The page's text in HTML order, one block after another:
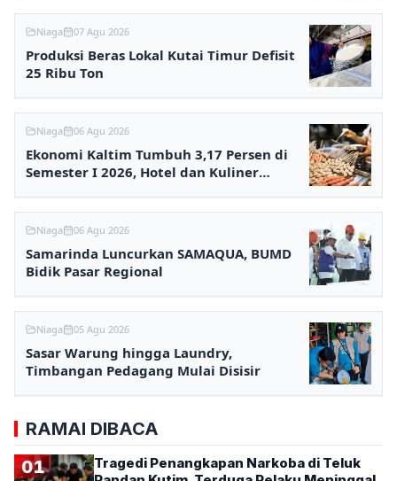
Niaga 07 Agu 2026
Produksi Beras Lokal Kutai Timur Defisit
25 Ribu Ton
Niaga 06 Agu 2026
Ekonomi Kaltim Tumbuh 3,17 Persen di
Semester I 2026, Hotel dan Kuliner
Niaga 06 Agu 2026
Samarinda Luncurkan SAMAQUA, BUMD
Bidik Pasar Regional
Niaga 05 Agu 2026
Sasar Warung hingga Laundry,
Timbangan Pedagang Mulai Disisir
RAMAI DIBACA
01
Tragedi Penangkapan Narkoba di Teluk